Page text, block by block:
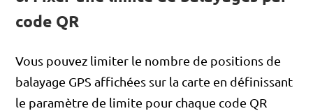
code QR
Vous pouvez limiter le nombre de positions de
balayage GPS affichées sur la carte en définissant
le paramètre de limite pour chaque code QR